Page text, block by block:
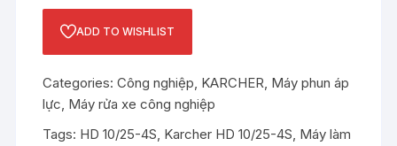
ADD TO WISHLIST
Categories:Công nghiệp, KARCHER, Máy phun áp
lực, Máy rửa xe công nghiệp
Tags: HD 10/25-4S, Karcher HD 10/25-4S, Máy làm